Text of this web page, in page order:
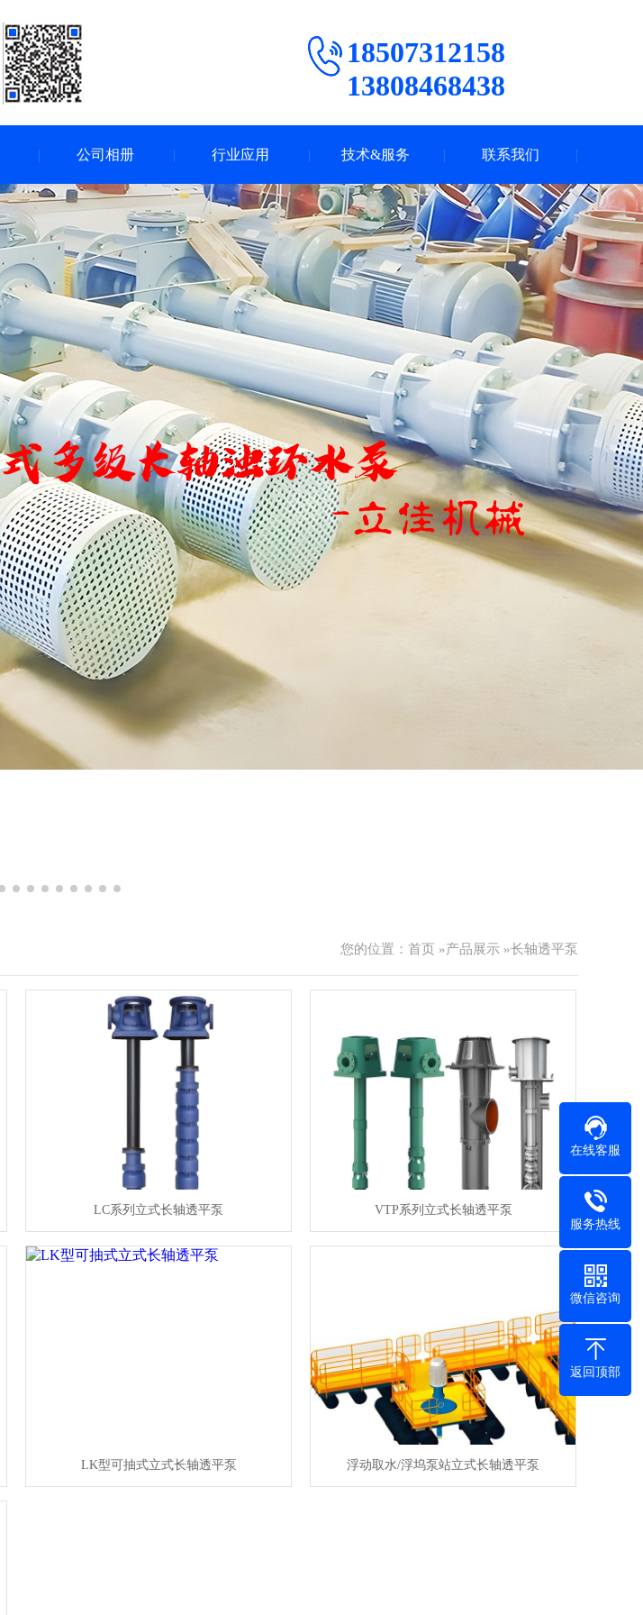
18507312158
13808468438
公司相册 行业应用 技术&服务 联系我们
您的位置： 首页 »产品展示 »长轴透平泵
LC系列立式长轴透平泵 VTP系列立式长轴透平泵
LK型可抽式立式长轴透平泵 浮动取水/浮坞泵站立式长轴透平泵
在线客服
服务热线
微信咨询
返回顶部